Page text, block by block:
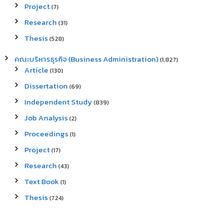
Project(7)
Research (31)
Thesis(528)
คณะบริหารธุรกิจ (Business Administration)(1,827)
Article (130)
Dissertation (69)
Independent Study(839)
Job Analysis(2)
Proceedings(1)
Project(17)
Research (43)
Text Book(1)
Thesis(724)